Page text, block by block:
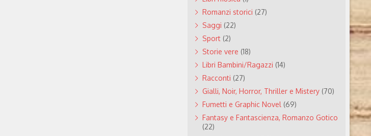
Romanzi storici (27)
Saggi (22)
Sport(2)
Storie vere (18)
Libri Bambini/Ragazzi (14)
Racconti (27)
Gialli, Noir, Horror, Thriller e Mistery(70)
Fumetti e Graphic Novel (69)
Fantasy e Fantascienza, Romanzo Gotico
(22)